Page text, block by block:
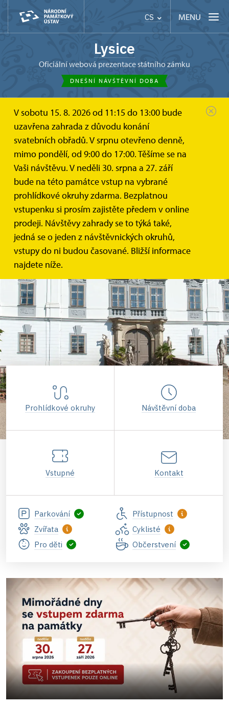
CS MENU
Lysice
oficiální webová prezentace státního zámku
DNEŠNÍ NÁVŠTĚVNÍ DOBA
V sobotu 15. 8. 2026 od 11:15 do 13:00 bude
uzavřena zahrada z důvodu konání
svatebních obřadů. V srpnu otevřeno denně,
mimo pondělí, od 9:00 do 17:00. Těšíme se na
Vaši návštěvu. V neděli 30. srpna a 27. září
bude na této památce vstup na vybrané
prohlídkové okruhy zdarma. Bezplatnou
vstupenku si prosím zajistěte předem v online
prodeji. Návštěvy zahrady se to týká také,
jedná se o jeden z návštěvnických okruhů,
vstupy do ni budou časované. Bližší informace
najdete níže.
Prohlídkové okruhy Návštěvní doba
Vstupné Kontakt
Parkování
Přístupnost
Zvířata
Cyklisté
Pro děti
Občerstvení